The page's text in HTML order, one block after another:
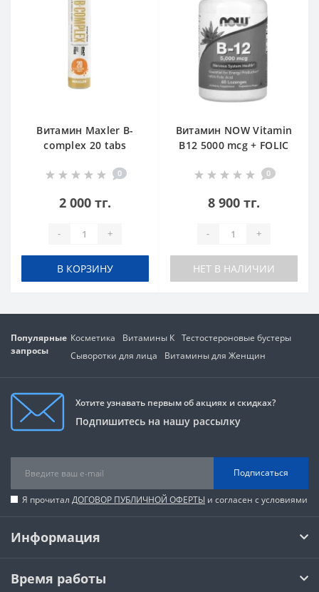
Витамин Maxler B-
complex 20 tabs
0
2 000 тг.
- +
В КОРЗИНУ
Витамин NOW Vitamin
B12 5000 mcg + FOLIC
0
8 900 тг.
- +
НЕТ В НАЛИЧИИ
Популярные
запросы
Косметика Витамины К Тестостероновые бустеры
Сыворотки для лица
Витамины для Женщин
Хотите узнавать первым об акциях и скидках?
Подпишитесь на нашу рассылку
Подписаться
Я прочитал ДОГОВОР ПУБЛИЧНОЙ ОФЕРТЫ и согласен с условиями
Информация
Время работы